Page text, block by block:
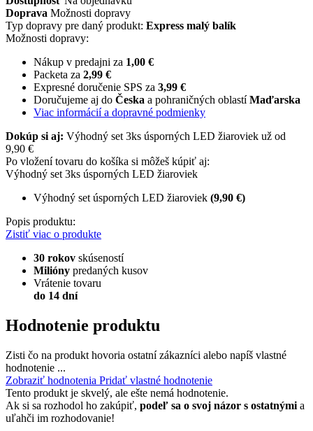
Doprava Možnosti dopravy
Typ dopravy pre daný produkt: Express malý balík
Možnosti dopravy:
Nákup v predajni za 1,00 €
Packeta za 2,99 €
Expresné doručenie SPS za 3,99 €
Doručujeme aj do Česka a pohraničných oblastíMaďarska
Viac informácií a dopravné podmienky
Dokúp si aj: Výhodný set 3ks úsporných LED žiaroviek už od
9,90 €
Po vložení tovaru do košíka si môžeš kúpiť aj:
Výhodný set 3ks úsporných LED žiaroviek
Výhodný set úsporných LED žiaroviek (9,90 €)
Popis produktu:
Zistiť viac o produkte
30 rokov skúseností
Milióny predaných kusov
Vrátenie tovaru
do 14 dní
Hodnotenie produktu
Zisti čo na produkt hovoria ostatní zákazníci alebo napíš vlastné
hodnotenie ...
Zobraziť hodnotenia Pridať vlastné hodnotenie
Tento produkt je skvelý, ale ešte nemá hodnotenie.
Ak si sa rozhodol ho zakúpiť, podeľ sa o svoj názor s ostatnými a
uľahči im rozhodovanie!